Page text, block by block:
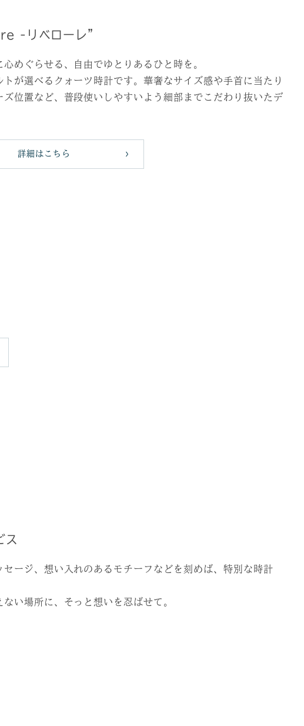
-リベローレ”
心めぐらせる、自由でゆとりあるひと時を。
トが選べるクォーツ時計です。華奢なサイズ感や手首に当たり
ズ位置など、普段使いしやすいよう細部までこだわり抜いたデ
詳細はこちら
ス
セージ、想い入れのあるモチーフなどを刻めば、特別な時計
ない場所に、そっと想いを忍ばせて。